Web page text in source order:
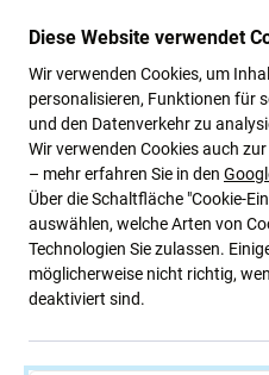
Apple
Apple AirPods Max (USB-C) -
Starlight A Refurbished
Diese Website verwendet
Wir verwenden Cookies, um
personalisieren, Funktionen für
und den Datenverkehr zu
Wir verwenden Cookies auch
– mehr erfahren Sie in den
Über die Schaltfläche "Cookie-
auswählen, welche Arten von
Technologien Sie zulassen.
möglicherweise nicht richtig,
deaktiviert sind.